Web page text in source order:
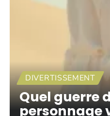
DIVERTISSEMENT
Quel guerre
personnage